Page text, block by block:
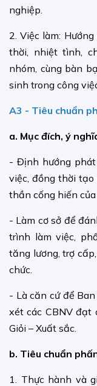
nghiệp.
2. Việc làm:
thời, nhiệt tình,
nhóm, cùng bàn
sinh trong công
A3 - Tiêu chuẩn
a. Mục đích, ý
- Định hướng phát
việc, đồng thời
thần cống hiến của
- Làm cơ sở để
trình làm việc,
tăng lương, trợ
chức.
- Là căn cứ để
xét các CBNV đạt
Giỏi – Xuất sắc.
b. Tiêu chuẩn
1. Thực hành và